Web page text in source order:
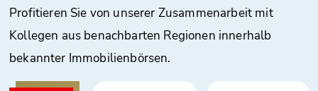
Profitieren Sie von unserer Zusammenarbeit mit
Kollegen aus benachbarten Regionen innerhalb
bekannter Immobilienbörsen.